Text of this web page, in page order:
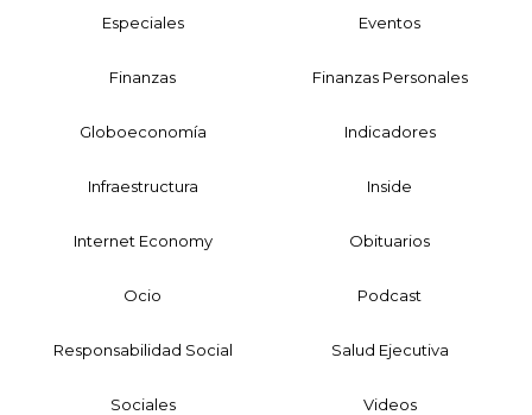
Especiales Eventos
Finanzas Finanzas Personales
Globoeconomía Indicadores
Infraestructura Inside
Internet Economy Obituarios
Ocio Podcast
Responsabilidad Social Salud Ejecutiva
Sociales Videos